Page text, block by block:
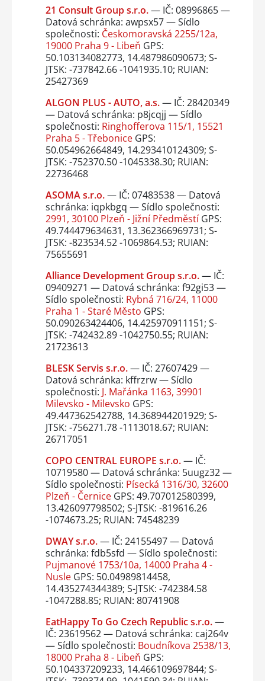
21 Consult Group s.r.o.— IČ: 08996865 —
Datová schránka: awpsx57 — Sídlo
společnosti: Českomoravská 2255/12a,
19000 Praha 9 - Libeň GPS:
50.103134082773, 14.487986090673; S-
JTSK: -737842.66 -1041935.10; RUIAN:
25427369
ALGON PLUS - AUTO, a.s.— IČ: 28420349
— Datová schránka: p8jcqjj — Sídlo
společnosti: Ringhofferova 115/1, 15521
Praha 5 - TřeboniceGPS:
50.054962664849, 14.293410124309; S-
JTSK: -752370.50 -1045338.30; RUIAN:
22736468
ASOMA s.r.o.— IČ: 07483538 — Datová
schránka: iqpkbgq — Sídlo společnosti:
2991, 30100 Plzeň - Jižní PředměstíGPS:
49.744479634631, 13.362366969731; S-
JTSK: -823534.52 -1069864.53; RUIAN:
75655691
Alliance Development Group s.r.o.— IČ:
09409271 — Datová schránka: f92gi53 —
Sídlo společnosti: Rybná 716/24, 11000
Praha 1 - Staré Město GPS:
50.090263424406, 14.425970911151; S-
JTSK: -742432.89 -1042750.55; RUIAN:
21723613
BLESK Servis s.r.o.— IČ: 27607429 —
Datová schránka: kffrzrw — Sídlo
společnosti: J. Mařánka 1163, 39901
Milevsko - Milevsko GPS:
49.447362542788, 14.368944201929; S-
JTSK: -756271.78 -1113018.67; RUIAN:
26717051
COPO CENTRAL EUROPE s.r.o.— IČ:
10719580 — Datová schránka: 5uugz32 —
Sídlo společnosti: Písecká 1316/30, 32600
Plzeň - ČerniceGPS: 49.707012580399,
13.426097798502; S-JTSK: -819616.26
-1074673.25; RUIAN: 74548239
DWAY s.r.o.— IČ: 24155497 — Datová
schránka: fdb5sfd — Sídlo společnosti:
Pujmanové 1753/10a, 14000 Praha 4 -
NusleGPS: 50.04989814458,
14.435274344389; S-JTSK: -742384.58
-1047288.85; RUIAN: 80741908
EatHappy To Go Czech Republic s.r.o.—
IČ: 23619562 — Datová schránka: caj264v
— Sídlo společnosti: Boudníkova 2538/13,
18000 Praha 8 - Libeň GPS:
50.104337209233, 14.466109697844; S-